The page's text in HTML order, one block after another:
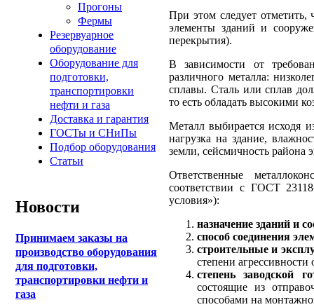
Прогоны
Фермы
Резервуарное
оборудование
Оборудование для
подготовки,
транспортировки
нефти и газа
Доставка и гарантия
ГОСТы и СНиПы
Подбор оборудования
Статьи
Новости
Принимаем заказы на
производство оборудования
для подготовки,
транспортировки нефти и
газа
При этом следует отметить,
элементы зданий и
перекрытия).
В зависимости от
различного металла:
сплавы. Сталь или сплав
то есть обладать высокими
Металл выбирается исходя
нагрузка на здание,
земли, сейсмичность района
Ответственные
соответствии с ГОСТ
условия»):
назначение зданий и
способ соединения
строительные и
степени
степень заводской
состоящие из
способами на